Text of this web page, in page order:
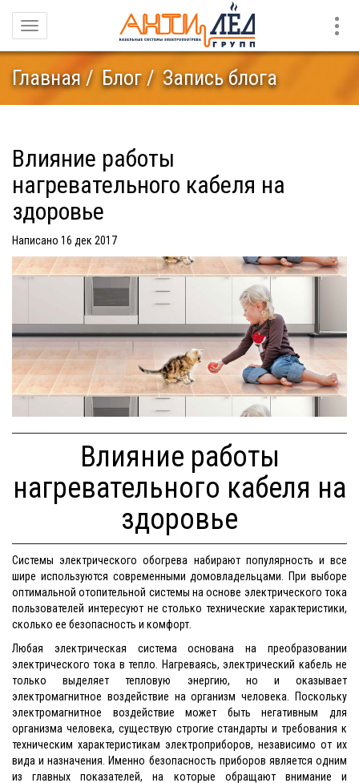
Навигация
Главная Блог Запись блога
Влияние работы
нагревательного кабеля на
здоровье
Написано 16 дек 2017
Влияние работы
нагревательного кабеля на
здоровье
Системы электрического обогрева набирают популярность и все
шире используются современными домовладельцами. При выборе
оптимальной отопительной системы на основе электрического тока
пользователей интересуют не столько технические характеристики,
сколько ее безопасность и комфорт.
Любая электрическая система основана на преобразовании
электрического тока в тепло. Нагреваясь, электрический кабель не
только выделяет тепловую энергию, но и оказывает
электромагнитное воздействие на организм человека. Поскольку
электромагнитное воздействие может быть негативным для
организма человека, существую строгие стандарты и требования к
техническим характеристикам электроприборов, независимо от их
вида и назначения. Именно безопасность приборов является одним
из главных показателей, на которые обращают внимание и